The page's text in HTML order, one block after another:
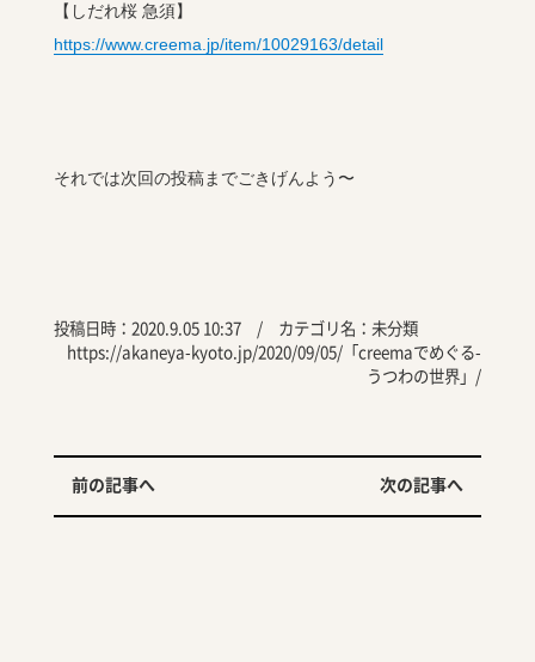
【しだれ桜 急須】
https://www.creema.jp/item/10029163/detail
それでは次回の投稿までごきげんよう〜
投稿日時：2020.9.05 10:37 / カテゴリ名： 未分類
https://akaneya-kyoto.jp/2020/09/05/「creemaでめぐる-
うつわの世界」/
前の記事へ 次の記事へ